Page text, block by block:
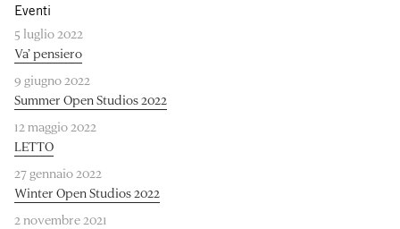
Eventi
5 luglio 2022
Va’ pensiero
9 giugno 2022
Summer Open Studios 2022
12 maggio 2022
LETTO
27 gennaio 2022
Winter Open Studios 2022
2 novembre 2021